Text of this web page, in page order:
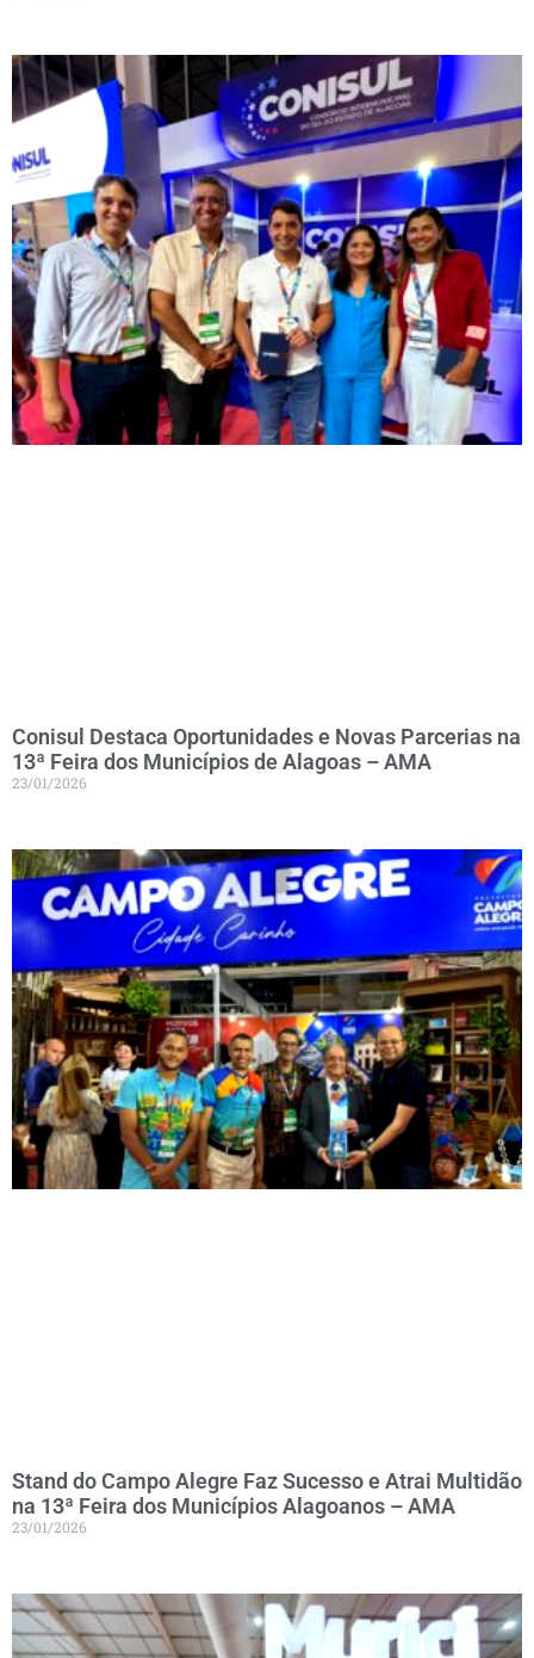
Conisul Destaca Oportunidades e Novas Parcerias na
13ª Feira dos Municípios de Alagoas – AMA
23/01/2026
Stand do Campo Alegre Faz Sucesso e Atrai Multidão
na 13ª Feira dos Municípios Alagoanos – AMA
23/01/2026